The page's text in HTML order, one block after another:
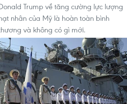
Trump về tăng cường lực lượng
nhân của Mỹ là hoàn toàn bình
và không có gì mới.